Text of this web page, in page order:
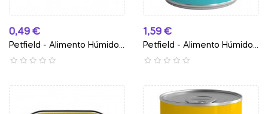
Preço
0,49 €
Petfield - Alimento Húmido...
Preço
1,59 €
Petfield - Alimento Húmido...